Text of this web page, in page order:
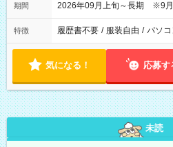
期間 2026年09月上旬～長期 ※9月
特徴 履歴書不要 / 服装自由 / パソ
気になる！ 応募す
未読